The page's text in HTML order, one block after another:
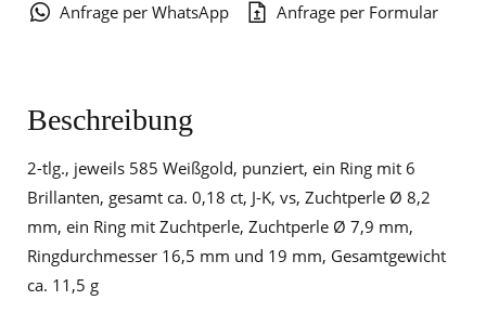
Anfrage per WhatsApp Anfrage per Formular
Beschreibung
2-tlg., jeweils 585 Weißgold, punziert, ein Ring mit 6
Brillanten, gesamt ca. 0,18 ct, J-K, vs, Zuchtperle Ø 8,2
mm, ein Ring mit Zuchtperle, Zuchtperle Ø 7,9 mm,
Ringdurchmesser 16,5 mm und 19 mm, Gesamtgewicht
ca. 11,5 g